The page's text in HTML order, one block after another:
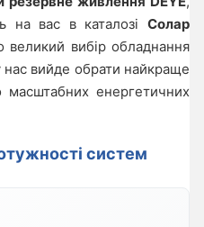
на вас в каталозі Солар
вибір обладнання
нас вийде обрати найкраще
енергетичних
систем